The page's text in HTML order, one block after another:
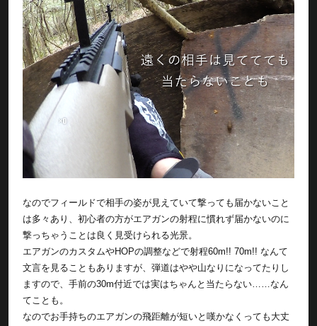
なのでフィールドで相手の姿が見えていて撃っても届かないこと
は多々あり、初心者の方がエアガンの射程に慣れず届かないのに
撃っちゃうことは良く見受けられる光景。
エアガンのカスタムやHOPの調整などで射程60m!! 70m!! なんて
文言を見ることもありますが、弾道はやや山なりになってたりし
ますので、手前の30m付近では実はちゃんと当たらない……なん
てことも。
なのでお手持ちのエアガンの飛距離が短いと嘆かなくっても大丈